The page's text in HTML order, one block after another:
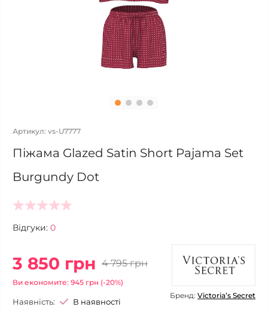
Артикул: vs-U7777
Піжама Glazed Satin Short Pajama Set
Burgundy Dot
Відгуки: 0
3 850 грн 4 795 грн
Ви економите: 945 грн (-20%)
Наявність: В наявності
Бренд: Victoria’s Secret